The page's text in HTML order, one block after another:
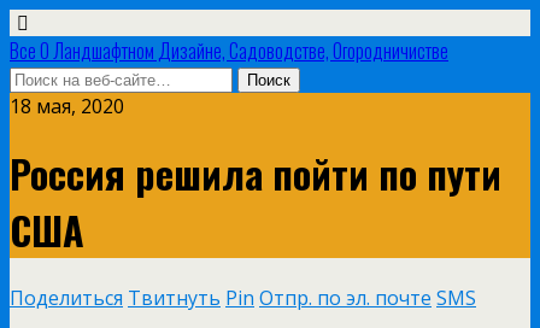
Все О Ландшафтном Дизайне, Садоводстве, Огородничистве
18 мая, 2020
Россия решила пойти по пути
США
Поделиться Твитнуть Pin Отпр. по эл. почте SMS